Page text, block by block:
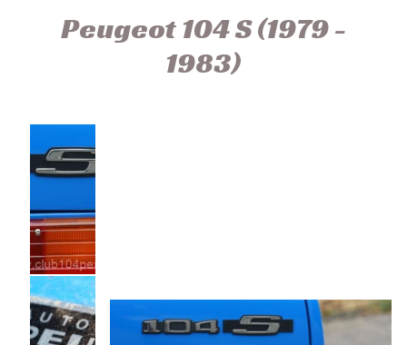
Peugeot 104 S (1979 -
1983)